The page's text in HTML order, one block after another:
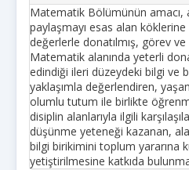
Matematik Bölümünün amacı,
paylaşmayı esas alan köklerine
değerlerle donatılmış, görev
Matematik alanında yeterli
edindiği ileri düzeydeki bilgi ve
yaklaşımla değerlendiren,
olumlu tutum ile birlikte
disiplin alanlarıyla ilgili
düşünme yeteneği kazanan,
bilgi birikimini toplum yararına
yetiştirilmesine katkıda